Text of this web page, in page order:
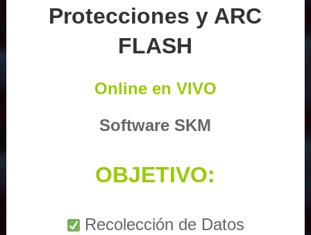
Protecciones y ARC
FLASH
Online en VIVO
Software SKM
OBJETIVO:
Recolección de Datos